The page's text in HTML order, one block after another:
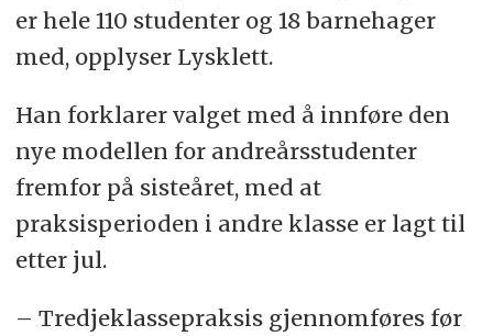
er hele 110 studenter og 18 barnehager
med, opplyser Lysklett.
Han forklarer valget med å innføre den
nye modellen for andreårsstudenter
fremfor på sisteåret, med at
praksisperioden i andre klasse er lagt til
etter jul.
– Tredjeklassepraksis gjennomføres før